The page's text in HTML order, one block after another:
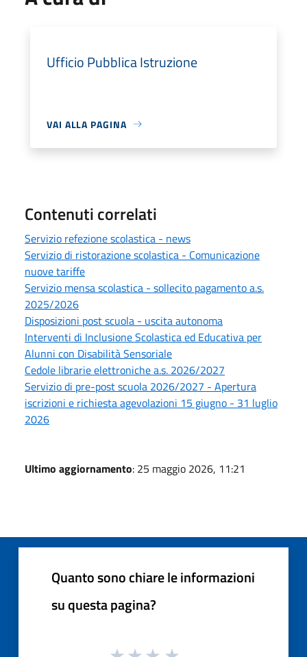
Ufficio Pubblica Istruzione
VAI ALLA PAGINA
Contenuti correlati
Servizio refezione scolastica - news
Servizio di ristorazione scolastica - Comunicazione
nuove tariffe
Servizio mensa scolastica - sollecito pagamento a.s.
2025/2026
Disposizioni post scuola - uscita autonoma
Interventi di Inclusione Scolastica ed Educativa per
Alunni con Disabilità Sensoriale
Cedole librarie elettroniche a.s. 2026/2027
Servizio di pre-post scuola 2026/2027 - Apertura
iscrizioni e richiesta agevolazioni 15 giugno - 31 luglio
2026
Ultimo aggiornamento: 25 maggio 2026, 11:21
Quanto sono chiare le informazioni
su questa pagina?